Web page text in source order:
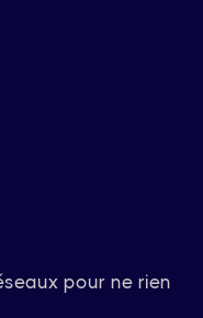
pour ne rien